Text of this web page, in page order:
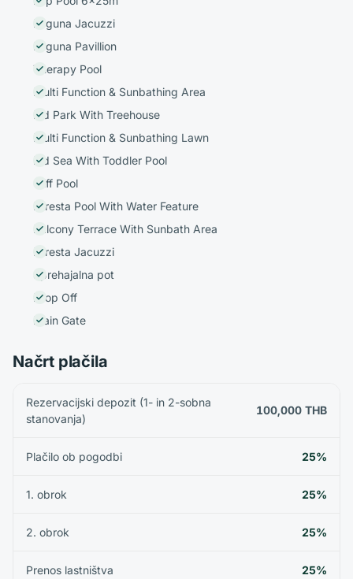
Laguna Jacuzzi
Laguna Pavillion
Therapy Pool
Multi Function & Sunbathing Area
Kid Park With Treehouse
Multi Function & Sunbathing Lawn
Kid Sea With Toddler Pool
Cliff Pool
Foresta Pool With Water Feature
Balcony Terrace With Sunbath Area
Foresta Jacuzzi
Sprehajalna pot
Drop Off
Main Gate
Načrt plačila
Rezervacijski depozit (1- in 2-sobna
stanovanja)
100,000 THB
Plačilo ob pogodbi 25%
1. obrok 25%
2. obrok 25%
Prenos lastništva 25%